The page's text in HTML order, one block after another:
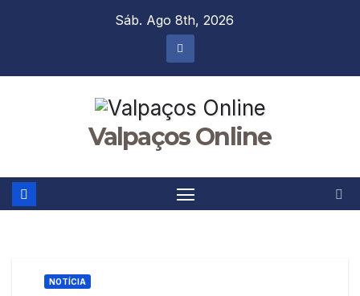
Sáb. Ago 8th, 2026
Valpaços Online
NOTÍCIA